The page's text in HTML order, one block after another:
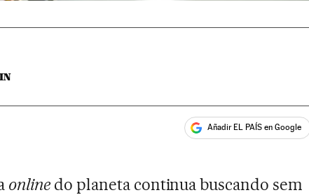
Añadir EL PAÍS en Google
onlinedo planeta continua buscando sem